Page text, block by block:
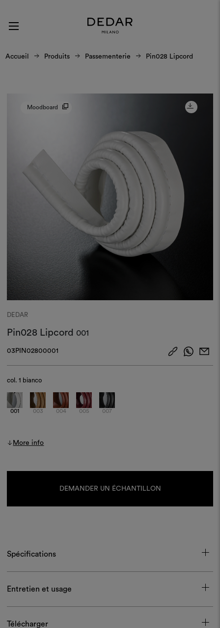
Accueil Produits Passementerie Pin028 Lipcord
Moodboard
DEDAR
Pin028 Lipcord 001
03PIN02800001
col.1 bianco
001 003 004 005 007
More info
DEMANDER UN ÉCHANTILLON
Spécifications
Entretien et usage
Télécharger